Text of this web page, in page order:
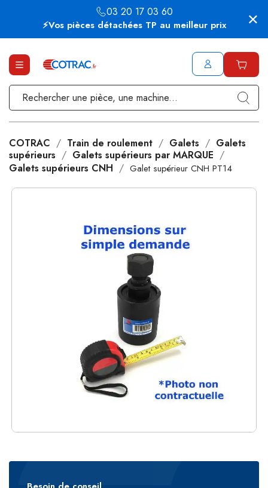
⚡Vos pièces détachées TP au meilleur prix
03 20 17 03 60
COTRAC Train de roulement Galets
Galets
supérieurs
Galets supérieurs par MARQUE
Galets supérieurs CNH
Galet supérieur CNH PT14